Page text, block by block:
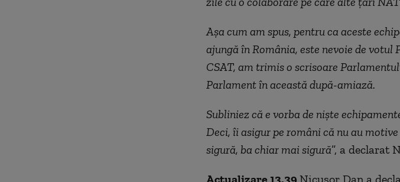
Așa cum am spus, pentru ca aceste
ajungă în România, este nevoie de
CSAT, am trimis o scrisoare
Parlament în această după-amiază.
Subliniez că e vorba de niște
Deci, îi asigur pe români că nu au
sigură, ba chiar mai sigură”, a declarat
Actualizare 13.39 Nicușor Dan a